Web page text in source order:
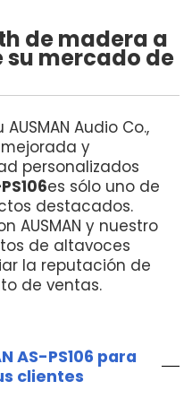
de madera a
mercado de
Audio Co.,
y
personalizados
es sólo uno de
destacados.
AUSMAN y nuestro
de altavoces
la reputación de
de ventas.
AS-PS106 para
clientes